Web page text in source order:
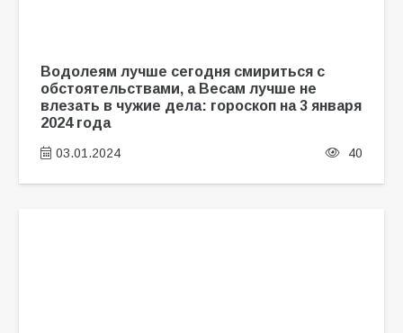
Водолеям лучше сегодня смириться с
обстоятельствами, а Весам лучше не
влезать в чужие дела: гороскоп на 3 января
2024 года
03.01.2024 40